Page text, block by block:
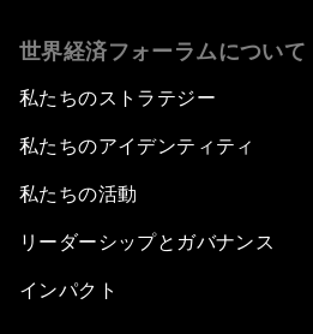
世界経済フォーラムについて
私たちのストラテジー
私たちのアイデンティティ
私たちの活動
リーダーシップとガバナンス
インパクト